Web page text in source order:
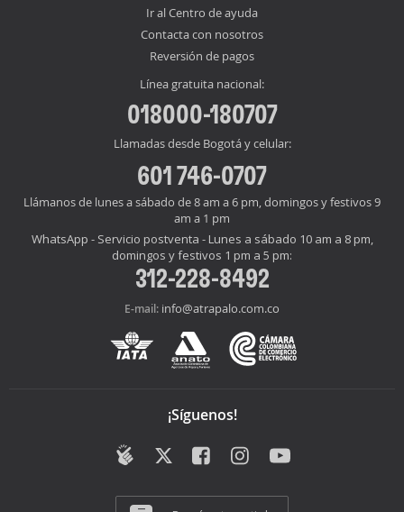
Ir al Centro de ayuda
Contacta con nosotros
Reversión de pagos
Línea gratuita nacional:
018000-180707
Llamadas desde Bogotá y celular:
601 746-0707
Llámanos de lunes a sábado de 8 am a 6 pm, domingos y festivos 9
am a 1 pm
WhatsApp - Servicio postventa - Lunes a sábado 10 am a 8 pm,
domingos y festivos 1 pm a 5 pm:
312-228-8492
E-mail: info@atrapalo.com.co
¡Síguenos!